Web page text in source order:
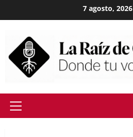
to
7 agosto, 2026
Primary